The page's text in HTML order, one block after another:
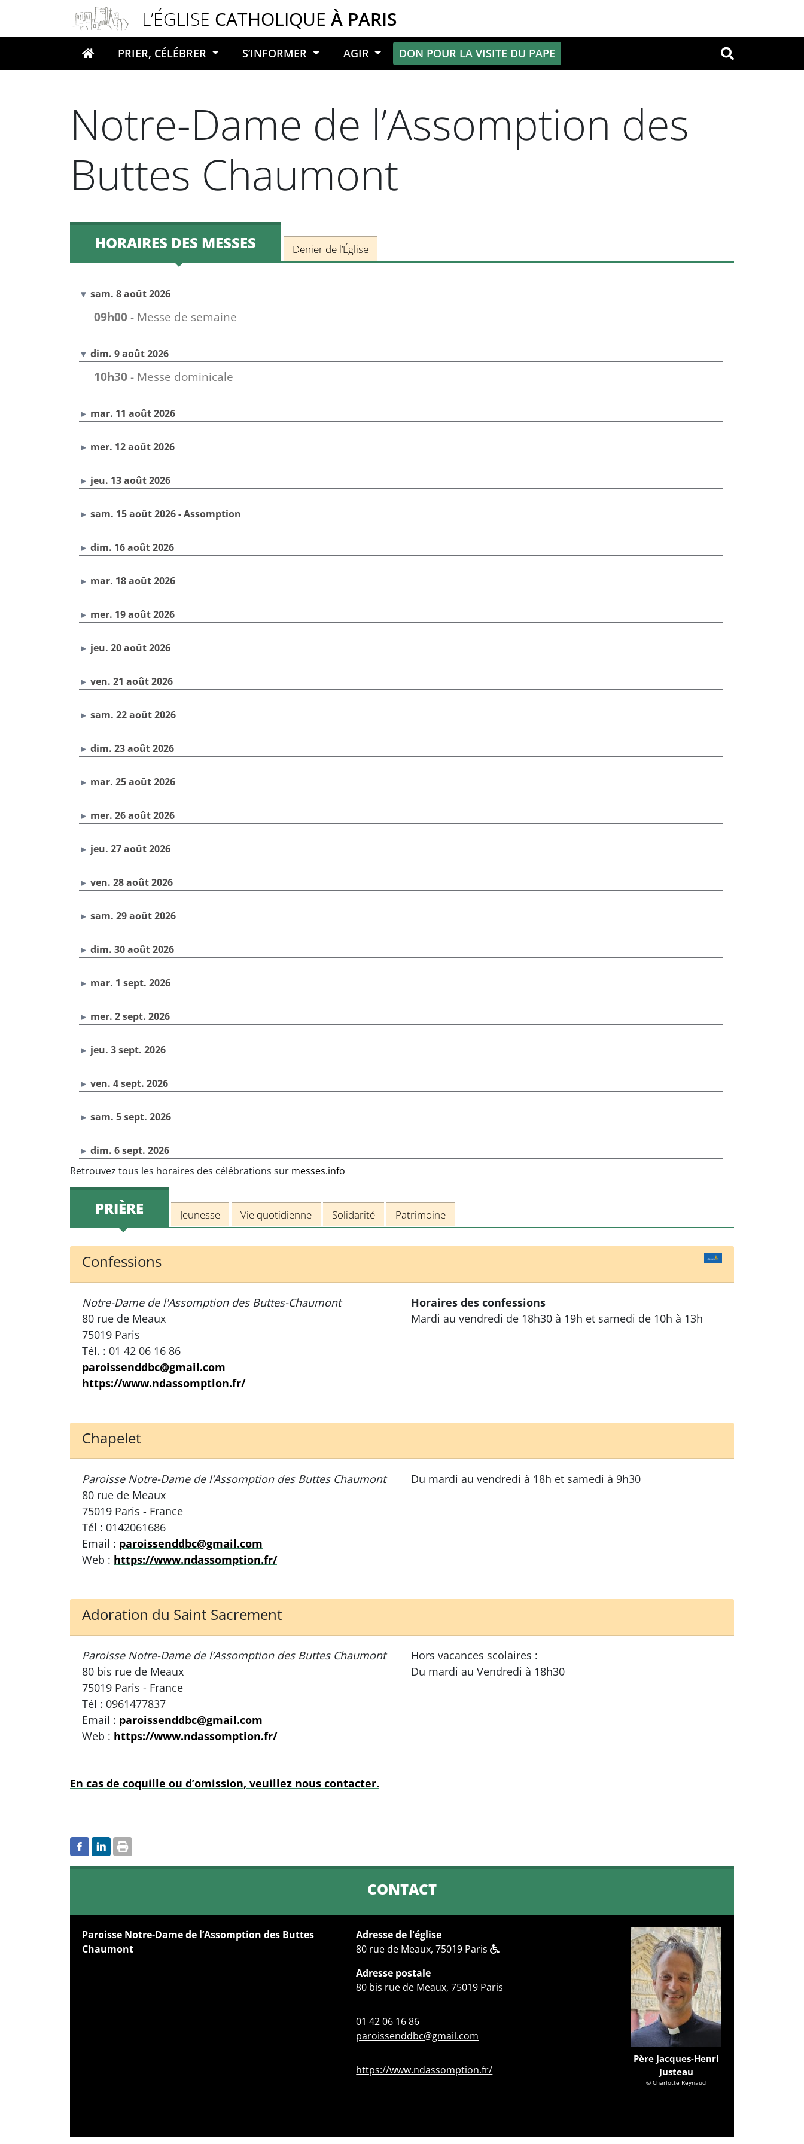
L’ÉGLISE CATHOLIQUE À PARIS
Votre recherche OK
PRIER, CÉLÉBRER S’INFORMER AGIR DON POUR LA VISITE DU PAPE
Notre-Dame de l’Assomption des
Buttes Chaumont
HORAIRES DES MESSES Denier de l’Église
sam. 8 août 2026
09h00 - Messe de semaine
dim. 9 août 2026
10h30 - Messe dominicale
mar. 11 août 2026
mer. 12 août 2026
jeu. 13 août 2026
sam. 15 août 2026 - Assomption
dim. 16 août 2026
mar. 18 août 2026
mer. 19 août 2026
jeu. 20 août 2026
ven. 21 août 2026
sam. 22 août 2026
dim. 23 août 2026
mar. 25 août 2026
mer. 26 août 2026
jeu. 27 août 2026
ven. 28 août 2026
sam. 29 août 2026
dim. 30 août 2026
mar. 1 sept. 2026
mer. 2 sept. 2026
jeu. 3 sept. 2026
ven. 4 sept. 2026
sam. 5 sept. 2026
dim. 6 sept. 2026
Retrouvez tous les horaires des célébrations sur messes.info
PRIÈRE Jeunesse Vie quotidienne Solidarité Patrimoine
Confessions
Notre-Dame de l'Assomption des Buttes-Chaumont
80 rue de Meaux
75019 Paris
Tél. : 01 42 06 16 86
paroissenddbc@gmail.com
https://www.ndassomption.fr/
Horaires des confessions
Mardi au vendredi de 18h30 à 19h et samedi de 10h à 13h
Chapelet
Paroisse Notre-Dame de l’Assomption des Buttes Chaumont
80 rue de Meaux
75019 Paris - France
Tél : 0142061686
Email : paroissenddbc@gmail.com
Web : https://www.ndassomption.fr/
Du mardi au vendredi à 18h et samedi à 9h30
Adoration du Saint Sacrement
Paroisse Notre-Dame de l’Assomption des Buttes Chaumont
80 bis rue de Meaux
75019 Paris - France
Tél : 0961477837
Email : paroissenddbc@gmail.com
Web : https://www.ndassomption.fr/
Hors vacances scolaires :
Du mardi au Vendredi à 18h30
En cas de coquille ou d’omission, veuillez nous contacter.
CONTACT
Paroisse Notre-Dame de l’Assomption des Buttes
Chaumont
Adresse de l'église
80 rue de Meaux, 75019 Paris
Adresse postale
80 bis rue de Meaux, 75019 Paris
01 42 06 16 86
paroissenddbc@gmail.com
https://www.ndassomption.fr/
Père Jacques-Henri
Justeau
© Charlotte Reynaud
Panneau de gestion des cookies